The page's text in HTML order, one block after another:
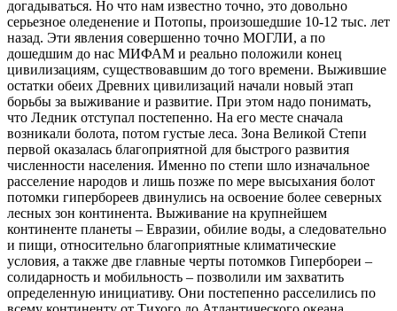
догадываться. Но что нам известно точно, это довольно
серьезное оледенение и Потопы, произошедшие 10-12 тыс. лет
назад. Эти явления совершенно точно МОГЛИ, а по
дошедшим до нас МИФАМ и реально положили конец
цивилизациям, существовавшим до того времени. Выжившие
остатки обеих Древних цивилизаций начали новый этап
борьбы за выживание и развитие. При этом надо понимать,
что Ледник отступал постепенно. На его месте сначала
возникали болота, потом густые леса. Зона Великой Степи
первой оказалась благоприятной для быстрого развития
численности населения. Именно по степи шло изначальное
расселение народов и лишь позже по мере высыхания болот
потомки гипербореев двинулись на освоение более северных
лесных зон континента. Выживание на крупнейшем
континенте планеты – Евразии, обилие воды, а следовательно
и пищи, относительно благоприятные климатические
условия, а также две главные черты потомков Гипербореи –
солидарность и мобильность – позволили им захватить
определенную инициативу. Они постепенно расселились по